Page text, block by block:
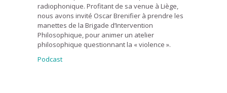
radiophonique. Profitant de sa venue à Liège,
nous avons invité Oscar Brenifier à prendre les
manettes de la Brigade d’Intervention
Philosophique, pour animer un atelier
philosophique questionnant la « violence ».
Podcast